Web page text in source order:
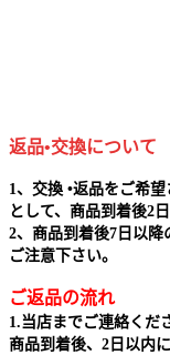
返品•交換について
1、交換 •返品をご希
として、商品到着後2
2、商品到着後7日以降
ご注意下さい。
ご返品の流れ
1.当店までご連絡くだ
商品到着後、2日以内